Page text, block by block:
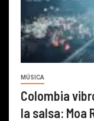
MÚSICA
Colombia
la salsa: Moa